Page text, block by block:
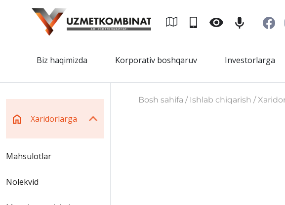
Biz haqimizda Korporativ boshqaruv Investorlarga
Xaridorlarga
Mahsulotlar
Nolekvid
Bosh sahifa / Ishlab chiqarish /